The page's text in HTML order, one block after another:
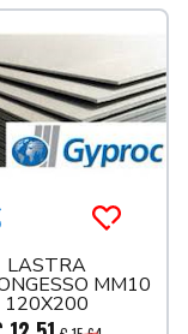
al carrello
LASTRA
MM10
120X200